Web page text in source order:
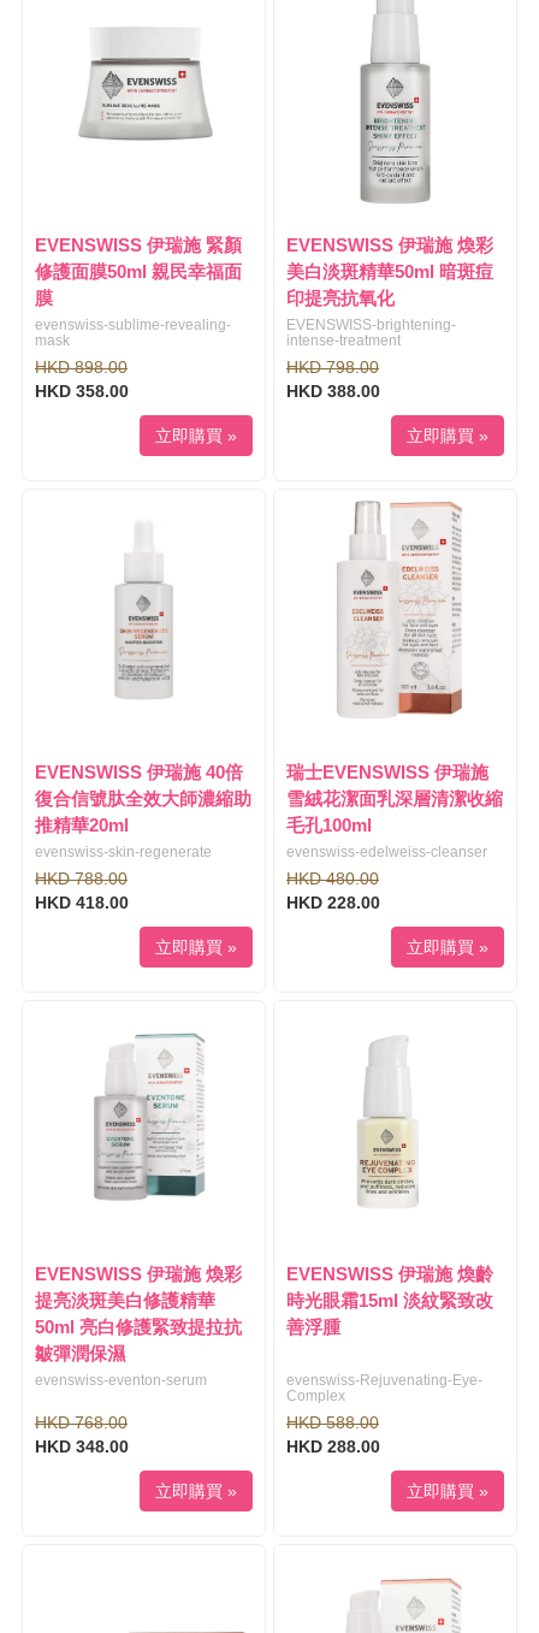
EVENSWISS 伊瑞施 緊顏
修護面膜50ml 親民幸福面
膜
evenswiss-sublime-revealing-
mask
HKD 898.00
HKD 358.00
立即購買 »
EVENSWISS 伊瑞施 煥彩
美白淡斑精華50ml 暗斑痘
印提亮抗氧化
EVENSWISS-brightening-
intense-treatment
HKD 798.00
HKD 388.00
立即購買 »
EVENSWISS 伊瑞施 40倍
復合信號肽全效大師濃縮助
推精華20ml
evenswiss-skin-regenerate
HKD 788.00
HKD 418.00
立即購買 »
瑞士EVENSWISS 伊瑞施
雪絨花潔面乳深層清潔收縮
毛孔100ml
evenswiss-edelweiss-cleanser
HKD 480.00
HKD 228.00
立即購買 »
EVENSWISS 伊瑞施 煥彩
提亮淡斑美白修護精華
50ml 亮白修護緊致提拉抗
皺彈潤保濕
evenswiss-eventon-serum
HKD 768.00
HKD 348.00
立即購買 »
EVENSWISS 伊瑞施 煥齡
時光眼霜15ml 淡紋緊致改
善浮腫
evenswiss-Rejuvenating-Eye-
Complex
HKD 588.00
HKD 288.00
立即購買 »